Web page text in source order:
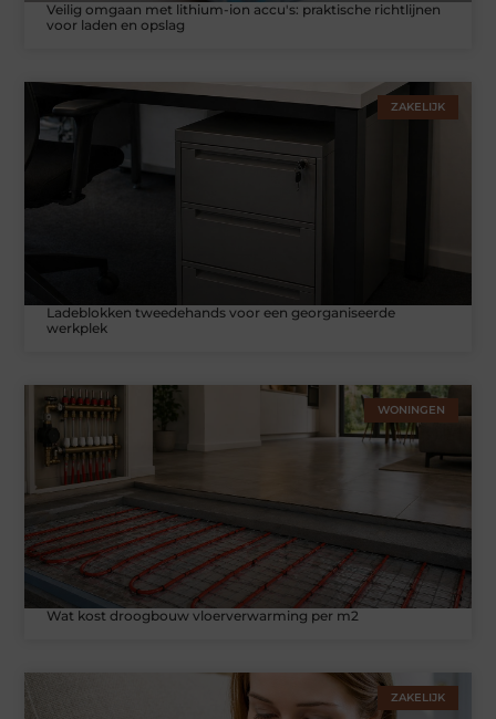
Veilig omgaan met lithium-ion accu's: praktische richtlijnen
voor laden en opslag
ZAKELIJK
Ladeblokken tweedehands voor een georganiseerde
werkplek
WONINGEN
Wat kost droogbouw vloerverwarming per m2
ZAKELIJK